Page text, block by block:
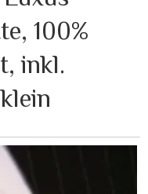
100%
inkl.